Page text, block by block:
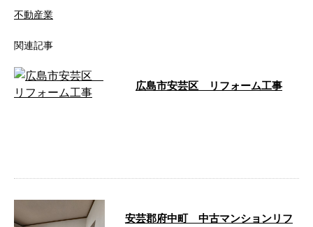
不動産業
関連記事
広島市安芸区 リフォーム工事
安芸郡府中町 中古マンションリフ